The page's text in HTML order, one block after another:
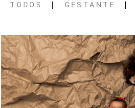
TODOS GESTANTE